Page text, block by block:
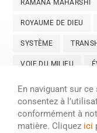
RAMANA MAHARSHI
ROYAUME DE DIEU
SYSTÈME
VOIE DU MILIEU
En naviguant sur
consentez à
conformément à
matière. Cliquez ici